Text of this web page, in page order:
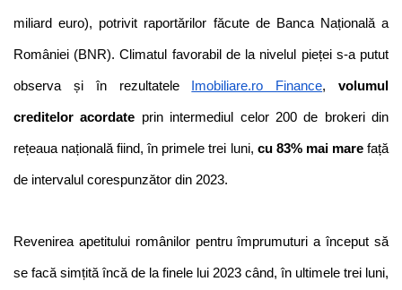
miliard euro), potrivit raportărilor făcute de Banca Națională a
României (BNR). Climatul favorabil de la nivelul pieței s-a putut
observa și în rezultatele Imobiliare.ro Finance, volumul
creditelor acordate prin intermediul celor 200 de brokeri din
rețeaua națională fiind, în primele trei luni, cu 83% mai mare față
de intervalul corespunzător din 2023.
Revenirea apetitului românilor pentru împrumuturi a început să